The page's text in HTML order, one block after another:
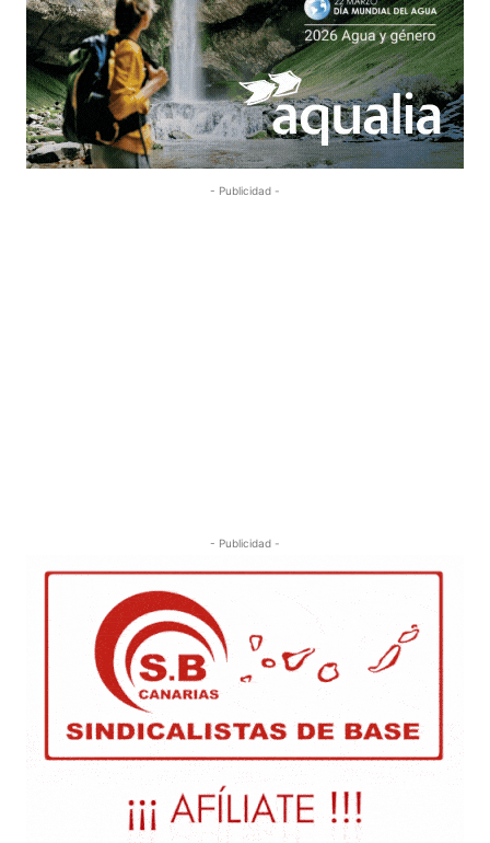
- Publicidad -
- Publicidad -